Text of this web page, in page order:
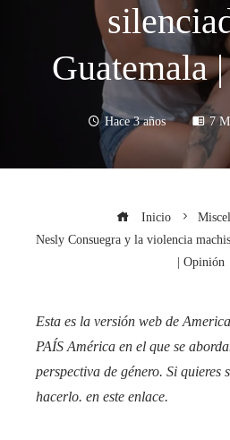
Guatemala
Hace 3 años 7
Inicio
Nesly Consuegra y la violencia
| Opinión
Esta es la versión web de
PAÍS América en el que se
perspectiva de género. Si quieres
hacerlo. en este enlace.